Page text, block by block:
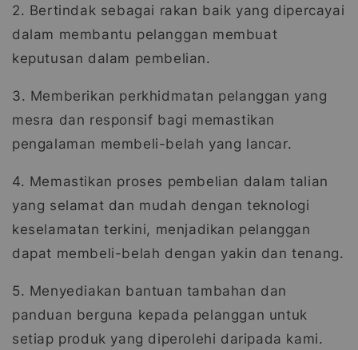
2. Bertindak sebagai rakan baik yang dipercayai
dalam membantu pelanggan membuat
keputusan dalam pembelian.
3. Memberikan perkhidmatan pelanggan yang
mesra dan responsif bagi memastikan
pengalaman membeli-belah yang lancar.
4. Memastikan proses pembelian dalam talian
yang selamat dan mudah dengan teknologi
keselamatan terkini, menjadikan pelanggan
dapat membeli-belah dengan yakin dan tenang.
5. Menyediakan bantuan tambahan dan
panduan berguna kepada pelanggan untuk
setiap produk yang diperolehi daripada kami.